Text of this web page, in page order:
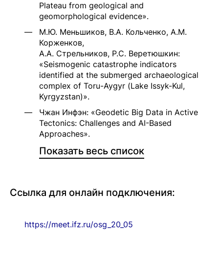
Plateau from geological and
geomorphological evidence».
М.Ю. Меньшиков, В.А. Кольченко, А.М.
Корженков,
А.А. Стрельников, Р.С. Веретюшкин:
«Seismogenic catastrophe indicators
identified at the submerged archaeological
complex of Toru-Aygyr (Lake Issyk-Kul,
Kyrgyzstan)».
Чжан Инфэн: «Geodetic Big Data in Active
Tectonics: Challenges and AI-Based
Approaches».
Показать весь список
Ссылка для онлайн подключения:
https://meet.ifz.ru/osg_20_05